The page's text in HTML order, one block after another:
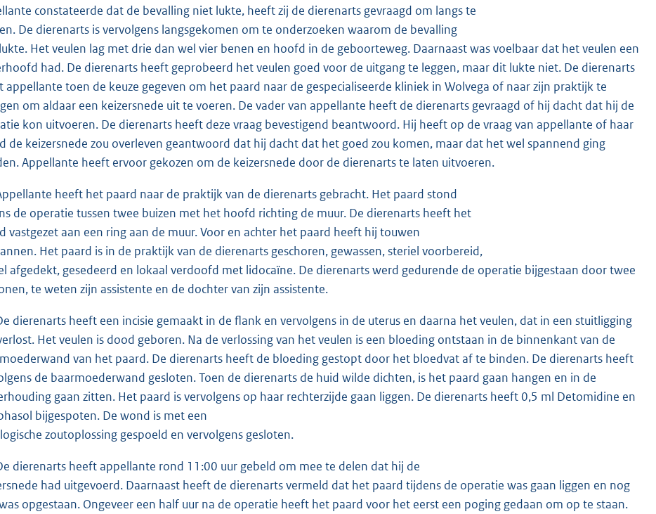
constateerde dat de bevalling niet lukte, heeft zij de dierenarts gevraagd om langs te
De dierenarts is vervolgens langsgekomen om te onderzoeken waarom de bevalling
Het veulen lag met drie dan wel vier benen en hoofd in de geboorteweg. Daarnaast was voelbaar dat het veulen een
had. De dierenarts heeft geprobeerd het veulen goed voor de uitgang te leggen, maar dit lukte niet. De dierenarts
appellante toen de keuze gegeven om het paard naar de gespecialiseerde kliniek in Wolvega of naar zijn praktijk te
om aldaar een keizersnede uit te voeren. De vader van appellante heeft de dierenarts gevraagd of hij dacht dat hij de
kon uitvoeren. De dierenarts heeft deze vraag bevestigend beantwoord. Hij heeft op de vraag van appellante of haar
de keizersnede zou overleven geantwoord dat hij dacht dat het goed zou komen, maar dat het wel spannend ging
Appellante heeft ervoor gekozen om de keizersnede door de dierenarts te laten uitvoeren.
heeft het paard naar de praktijk van de dierenarts gebracht. Het paard stond
de operatie tussen twee buizen met het hoofd richting de muur. De dierenarts heeft het
vastgezet aan een ring aan de muur. Voor en achter het paard heeft hij touwen
Het paard is in de praktijk van de dierenarts geschoren, gewassen, steriel voorbereid,
afgedekt, gesedeerd en lokaal verdoofd met lidocaïne. De dierenarts werd gedurende de operatie bijgestaan door twee
te weten zijn assistente en de dochter van zijn assistente.
dierenarts heeft een incisie gemaakt in de flank en vervolgens in de uterus en daarna het veulen, dat in een stuitligging
Het veulen is dood geboren. Na de verlossing van het veulen is een bloeding ontstaan in de binnenkant van de
van het paard. De dierenarts heeft de bloeding gestopt door het bloedvat af te binden. De dierenarts heeft
de baarmoederwand gesloten. Toen de dierenarts de huid wilde dichten, is het paard gaan hangen en in de
gaan zitten. Het paard is vervolgens op haar rechterzijde gaan liggen. De dierenarts heeft 0,5 ml Detomidine en
bijgespoten. De wond is met een
zoutoplossing gespoeld en vervolgens gesloten.
dierenarts heeft appellante rond 11:00 uur gebeld om mee te delen dat hij de
had uitgevoerd. Daarnaast heeft de dierenarts vermeld dat het paard tijdens de operatie was gaan liggen en nog
opgestaan. Ongeveer een half uur na de operatie heeft het paard voor het eerst een poging gedaan om op te staan.